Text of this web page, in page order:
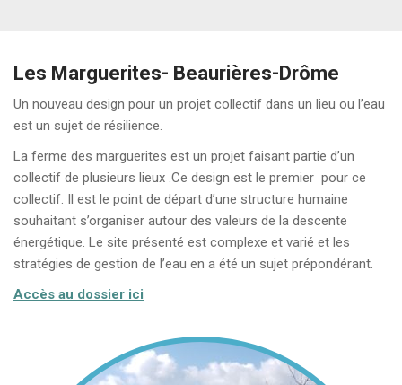
Les Marguerites- Beaurières-Drôme
Un nouveau design pour un projet collectif dans un lieu ou l’eau
est un sujet de résilience.
La ferme des marguerites est un projet faisant partie d’un
collectif de plusieurs lieux .Ce design est le premier pour ce
collectif. Il est le point de départ d’une structure humaine
souhaitant s’organiser autour des valeurs de la descente
énergétique. Le site présenté est complexe et varié et les
stratégies de gestion de l’eau en a été un sujet prépondérant.
Accès au dossier ici